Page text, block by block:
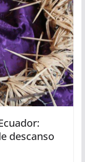
descanso